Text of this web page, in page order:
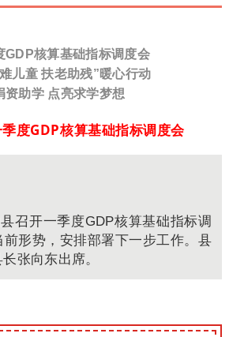
GDP核算基础指标调度会
儿童 扶老助残”暖心行动
资助学 点亮求学梦想
度GDP核算基础指标调度会
召开一季度GDP核算基础指标调
前形势，安排部署下一步工作。县
张向东出席。